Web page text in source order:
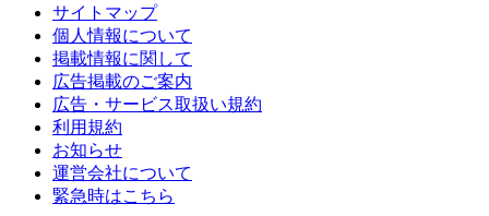
サイトマップ
個人情報について
掲載情報に関して
広告掲載のご案内
広告・サービス取扱い規約
利用規約
お知らせ
運営会社について
緊急時はこちら